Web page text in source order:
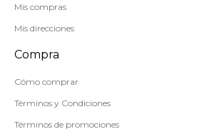
Mis compras
Mis direcciones
Compra
Cómo comprar
Términos y Condiciones
Términos de promociones